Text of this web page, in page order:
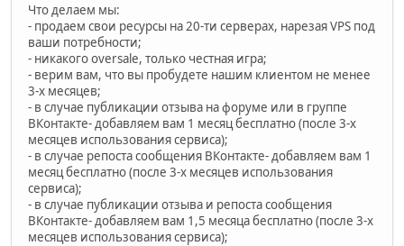
Что делаем мы:
- продаем свои ресурсы на 20-ти серверах, нарезая VPS под
ваши потребности;
- никакого oversale, только честная игра;
- верим вам, что вы пробудете нашим клиентом не менее
3-х месяцев;
- в случае публикации отзыва на форуме или в группе
ВКонтакте- добавляем вам 1 месяц бесплатно (после 3-х
месяцев использования сервиса);
- в случае репоста сообщения ВКонтакте- добавляем вам 1
месяц бесплатно (после 3-х месяцев использования
сервиса);
- в случае публикации отзыва и репоста сообщения
ВКонтакте- добавляем вам 1,5 месяца бесплатно (после 3-х
месяцев использования сервиса);